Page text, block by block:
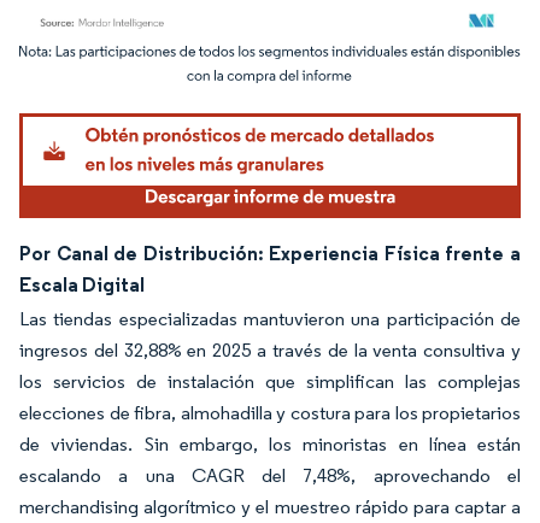
Imagen © Mordor Intelligence. El uso requiere atribución según CC BY 4.0.
Por Canal de Distribución: Experiencia Física frente a
Escala Digital
Las tiendas especializadas mantuvieron una participación de
ingresos del 32,88% en 2025 a través de la venta consultiva y
los servicios de instalación que simplifican las complejas
elecciones de fibra, almohadilla y costura para los propietarios
de viviendas. Sin embargo, los minoristas en línea están
escalando a una CAGR del 7,48%, aprovechando el
merchandising algorítmico y el muestreo rápido para captar a